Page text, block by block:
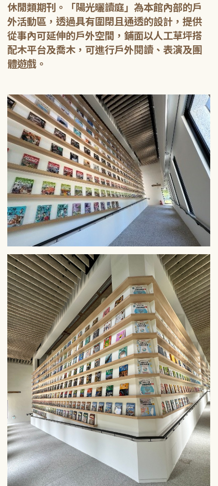
休閒類期刊。「陽光曬讀庭」為本館內部的戶
外活動區，透過具有圍閉且通透的設計，提供
從事內可延伸的戶外空間，鋪面以人工草坪搭
配木平台及喬木，可進行戶外閱讀、表演及團
體遊戲。